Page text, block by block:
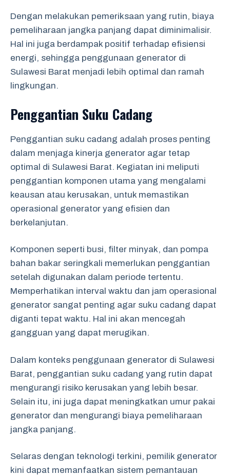
Dengan melakukan pemeriksaan yang rutin, biaya
pemeliharaan jangka panjang dapat diminimalisir.
Hal ini juga berdampak positif terhadap efisiensi
energi, sehingga penggunaan generator di
Sulawesi Barat menjadi lebih optimal dan ramah
lingkungan.
Penggantian Suku Cadang
Penggantian suku cadang adalah proses penting
dalam menjaga kinerja generator agar tetap
optimal di Sulawesi Barat. Kegiatan ini meliputi
penggantian komponen utama yang mengalami
keausan atau kerusakan, untuk memastikan
operasional generator yang efisien dan
berkelanjutan.
Komponen seperti busi, filter minyak, dan pompa
bahan bakar seringkali memerlukan penggantian
setelah digunakan dalam periode tertentu.
Memperhatikan interval waktu dan jam operasional
generator sangat penting agar suku cadang dapat
diganti tepat waktu. Hal ini akan mencegah
gangguan yang dapat merugikan.
Dalam konteks penggunaan generator di Sulawesi
Barat, penggantian suku cadang yang rutin dapat
mengurangi risiko kerusakan yang lebih besar.
Selain itu, ini juga dapat meningkatkan umur pakai
generator dan mengurangi biaya pemeliharaan
jangka panjang.
Selaras dengan teknologi terkini, pemilik generator
kini dapat memanfaatkan sistem pemantauan